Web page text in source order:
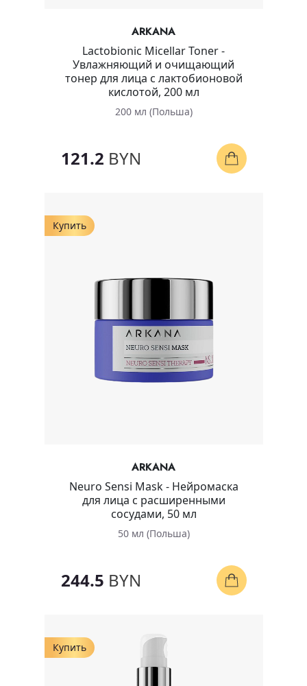
ARKANA
Lactobionic Micellar Toner -
Увлажняющий и очищающий
тонер для лица с лактобионовой
кислотой, 200 мл
200 мл (Польша)
121.2 BYN
Купить
ARKANA
Neuro Sensi Mask - Нейромаска
для лица с расширенными
сосудами, 50 мл
50 мл (Польша)
244.5 BYN
Купить